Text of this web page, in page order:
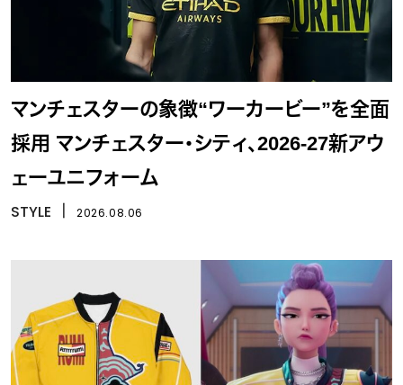
マンチェスターの象徴“ワーカービー”を全面
採用 マンチェスター・シティ、2026-27新アウ
ェーユニフォーム
STYLE 2026.08.06